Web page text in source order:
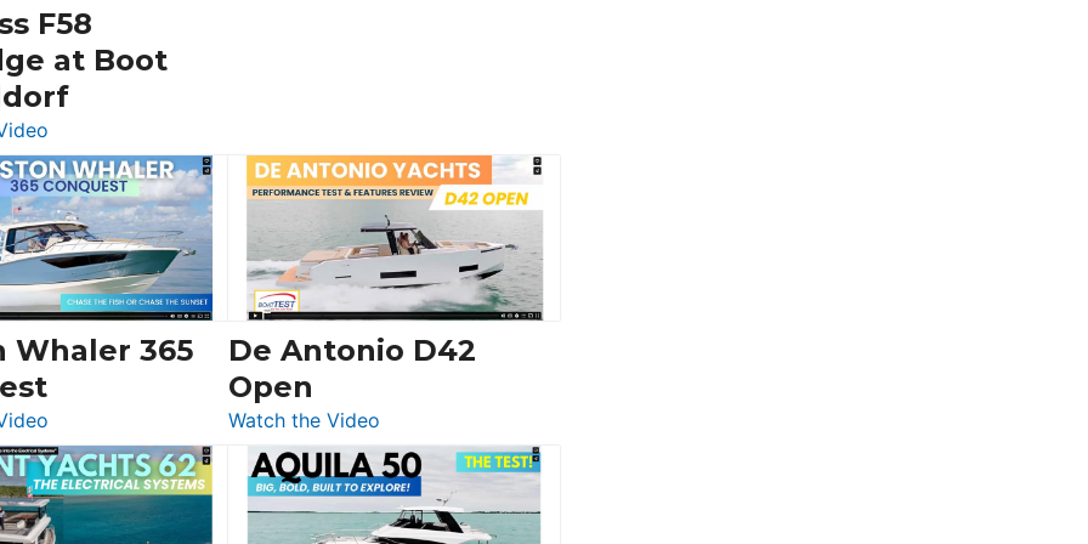
F58
at Boot
:
Luxury
Yacht
Tour:
Sunseeker
Ocean
156,
Beneteau
Trawler
54
&
Princess
F58
Whaler 365
:
Boston
Whaler
365
De Antonio D42
Open
Watch the Video:
De
Antonio
D42